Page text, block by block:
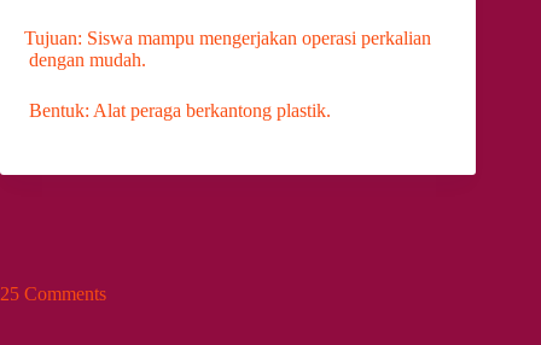
Tujuan: Siswa mampu mengerjakan operasi perkalian
dengan mudah.
Bentuk: Alat peraga berkantong plastik.
25 Comments